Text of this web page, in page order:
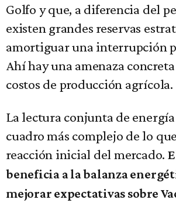
Golfo y que, a diferencia del
existen grandes reservas
amortiguar una interrupción
Ahí hay una amenaza
costos de producción agrícola.
La lectura conjunta de
cuadro más complejo de lo
reacción inicial del mercado.
beneficia a la balanza
mejorar expectativas sobre